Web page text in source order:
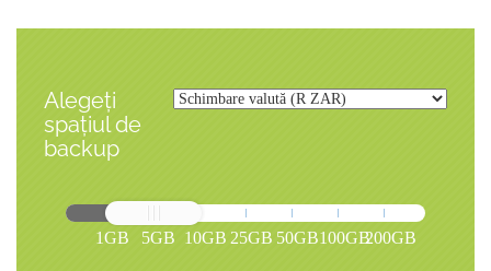
Alegeți
spațiul de
backup
1GB 5GB 10GB 25GB 50GB100GB200GB